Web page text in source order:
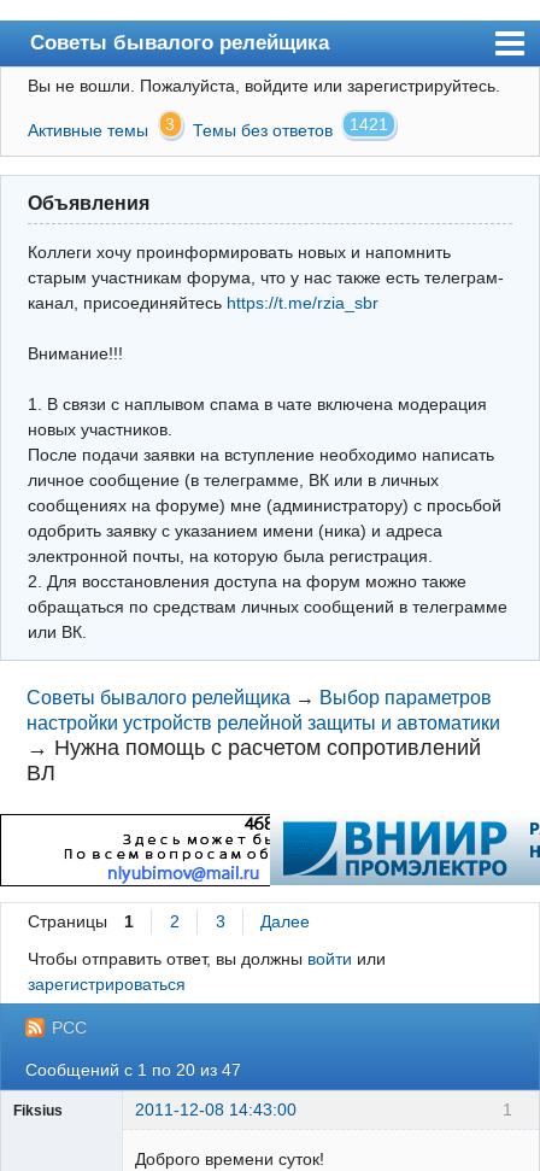
Советы бывалого релейщика
Форум
Правила
Поиск
Регистрация
Архив
Почта
Поиск релейщика
Видео РЗиА
Фотохостинг
Телеграм
Вы не вошли. Пожалуйста, войдите или зарегистрируйтесь.
Активные темы 3 Темы без ответов 1421
Объявления
Коллеги хочу проинформировать новых и напомнить
старым участникам форума, что у нас также есть телеграм-
канал, присоединяйтесь https://t.me/rzia_sbr
Внимание!!!
1. В связи с наплывом спама в чате включена модерация
новых участников.
После подачи заявки на вступление необходимо написать
личное сообщение (в телеграмме, ВК или в личных
сообщениях на форуме) мне (администратору) с просьбой
одобрить заявку с указанием имени (ника) и адреса
электронной почты, на которую была регистрация.
2. Для восстановления доступа на форум можно также
обращаться по средствам личных сообщений в телеграмме
или ВК.
Советы бывалого релейщика → Выбор параметров
настройки устройств релейной защиты и автоматики
→ Нужна помощь с расчетом сопротивлений
ВЛ
Страницы 1 2 3
Далее
Чтобы отправить ответ, вы должны войти или
зарегистрироваться
РСС
Сообщений с 1 по 20 из 47
1
Fiksius 2011-12-08 14:43:00
Доброго времени суток!